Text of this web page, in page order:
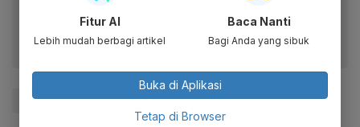
fitur menarik lainnya lewat aplikasi mobile Katadata.
#TELKOM #Telkomsel #Gojek
Fitur AI
Lebih mudah berbagi artikel
Baca Nanti
Bagi Anda yang sibuk
Buka di Aplikasi
Tetap di Browser